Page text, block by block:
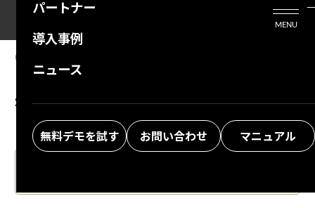
パートナー
導入事例
ニュース
無料デモを試す お問い合わせ マニュアル
MENU
06.26.2025
Developer Function: Server Script:
$ps.file.moveFile